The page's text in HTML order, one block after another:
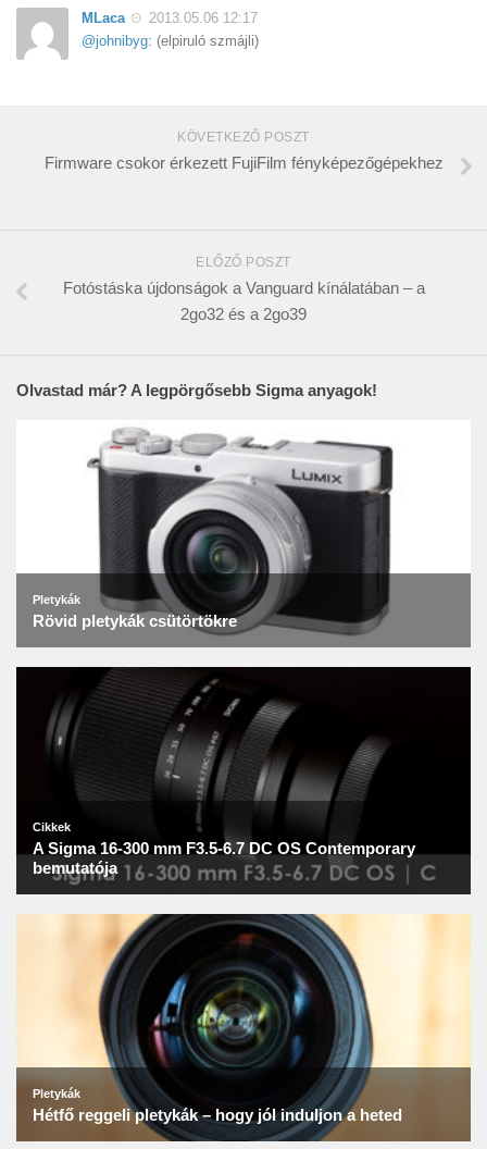
MLaca
2013.05.06 12:17
@johnibyg: (elpiruló szmájli)
KÖVETKEZŐ POSZT
Firmware csokor érkezett FujiFilm fényképezőgépekhez
ELŐZŐ POSZT
Fotóstáska újdonságok a Vanguard kínálatában – a
2go32 és a 2go39
Olvastad már? A legpörgősebb Sigma anyagok!